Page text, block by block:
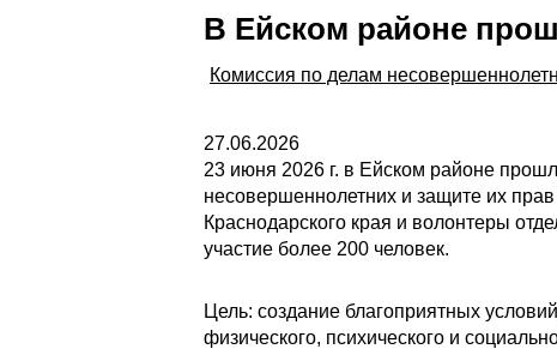
В Ейском районе
Комиссия по делам
27.06.2026
23 июня 2026 г. в Ейском районе
несовершеннолетних и защите их
Краснодарского края и волонтеры
участие более 200 человек.
Цель: создание благоприятных
физического, психического и